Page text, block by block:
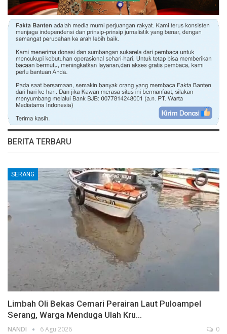
BERITA TERBARU
SERANG
Limbah Oli Bekas Cemari Perairan Laut Puloampel
Serang, Warga Menduga Ulah Kru…
NANDI 6 Agu 2026 0